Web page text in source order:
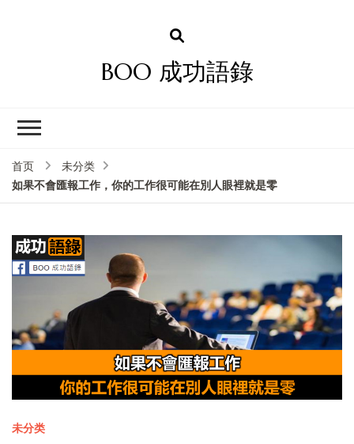
BOO 成功語錄
首页
未分类
如果不會匯報工作，你的工作很可能在別人眼裡就是零
未分类